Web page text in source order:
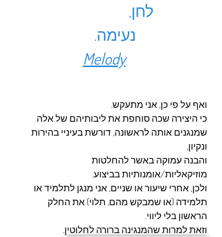
לחן,
נעימה.
Melody
ואף על פי כן, אני מתעקש.
כי היצירה שכה סוחפת את ליבותיהם של אלה
שמנגנים אותה לראשונה, דורשת בעיניי בהירות
ונקיון,
והבנה עמוקה באשר להחלטות
מוזיקאליות/אומנותיות בביצוע.
ולכן, אחרי שיעור או שניים, אני מנגן לתלמיד או
תלמידה (או שמבקש מהם, תלוי) את החלק
הראשון בלי ליווי.
וזאת למרות שהמנגינה ברורה לחלוטין.